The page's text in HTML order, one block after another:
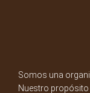
Somos una
Nuestro